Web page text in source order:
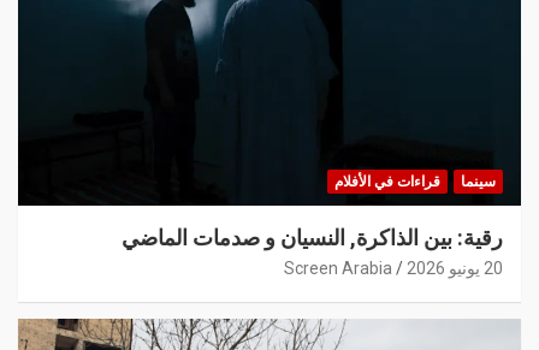
سينما قراءات في الأفلام
رقية: بين الذاكرة, النسيان و صدمات الماضي
20 يونيو 2026 Screen Arabia